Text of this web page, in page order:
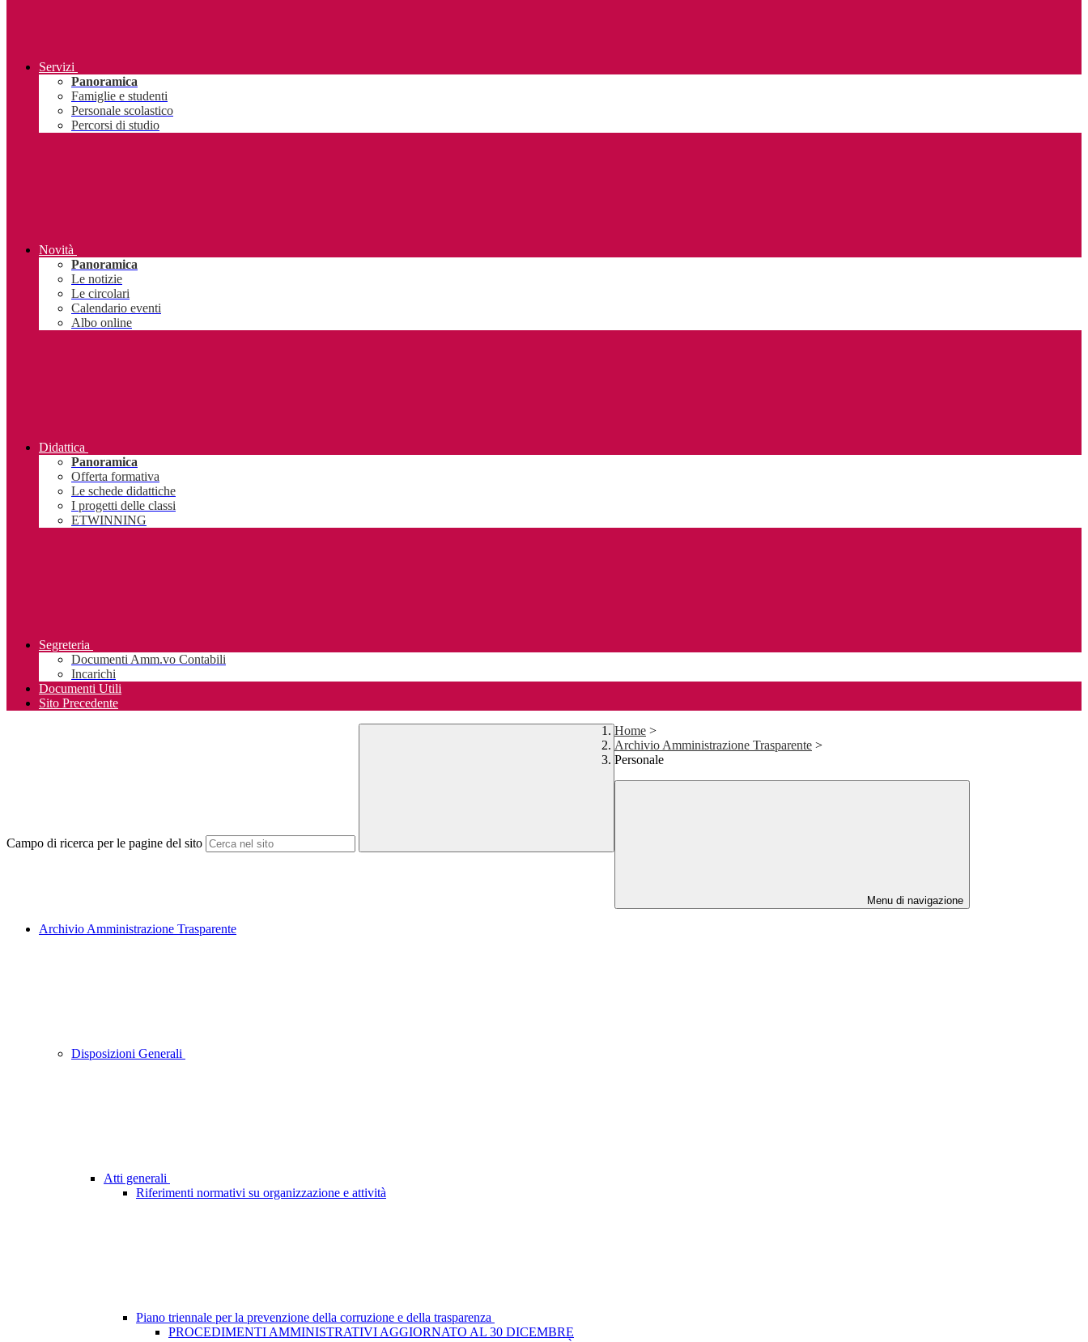
Servizi
Panoramica
Famiglie e studenti
Personale scolastico
Percorsi di studio
Novità
Panoramica
Le notizie
Le circolari
Calendario eventi
Albo online
Didattica
Panoramica
Offerta formativa
Le schede didattiche
I progetti delle classi
ETWINNING
Segreteria
Documenti Amm.vo Contabili
Incarichi
Documenti Utili
Sito Precedente
Campo di ricerca per le pagine del sito
Home >
Archivio Amministrazione Trasparente >
Personale
Menu di navigazione
Archivio Amministrazione Trasparente
Disposizioni Generali
Atti generali
Riferimenti normativi su organizzazione e attività
Piano triennale per la prevenzione della corruzione e della trasparenza
PROCEDIMENTI AMMINISTRATIVI AGGIORNATO AL 30 DICEMBRE